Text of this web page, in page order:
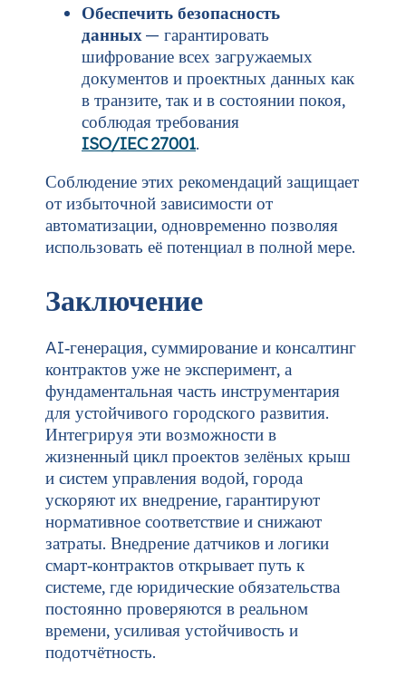
Обеспечить безопасность
данных — гарантировать
шифрование всех загружаемых
документов и проектных данных как
в транзите, так и в состоянии покоя,
соблюдая требования
ISO/IEC 27001.
Соблюдение этих рекомендаций защищает
от избыточной зависимости от
автоматизации, одновременно позволяя
использовать её потенциал в полной мере.
Заключение
AI‑генерация, суммирование и консалтинг
контрактов уже не эксперимент, а
фундаментальная часть инструментария
для устойчивого городского развития.
Интегрируя эти возможности в
жизненный цикл проектов зелёных крыш
и систем управления водой, города
ускоряют их внедрение, гарантируют
нормативное соответствие и снижают
затраты. Внедрение датчиков и логики
смарт‑контрактов открывает путь к
системе, где юридические обязательства
постоянно проверяются в реальном
времени, усиливая устойчивость и
подотчётность.